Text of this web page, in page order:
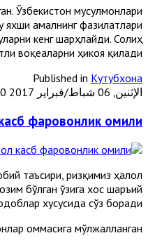
Ўзбекистон мусулмонлари
яхши амалнинг фазилатлари
кенг шарҳлайди. Солиҳ
воқеаларни ҳикоя қилади.
Published in Кутубхона
الإثنين, 06 شباط/فبراير 2017 00:00
касб фаровонлик омили
таъсири, ризқимиз ҳалол
бўлган ўзига хос шаръий
хусусида сўз боради.
оммасига мўлжалланган.